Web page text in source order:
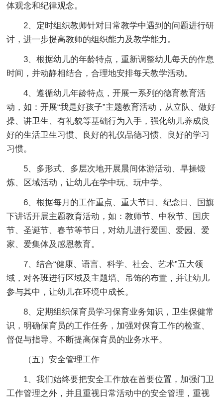
体观念和纪律观念。
2、定时组织教师针对日常教学中遇到的问题进行研
讨，进一步提高教师的组织能力及教学能力。
3、根据幼儿的年龄特点，重新调整幼儿每天的作息
时间，并动静相结合，合理地安排每天教学活动。
4、遵循幼儿年龄特点，开展一系列的德育教育活
动，如：开展“我是好孩子”主题教育活动，从立队、做好
操、讲卫生、有礼貌等基础行为入手，强化幼儿养成良
好的生活卫生习惯、良好的礼仪品德习惯、良好的学习
习惯。
5、多形式、多层次地开展晨间体游活动、早操锻
炼、区域活动，让幼儿在学中玩、玩中学。
6、根据每月的工作重点、重大节日、纪念日、国旗
下讲话开展主题教育活动，如：教师节、中秋节、国庆
节、圣诞节、春节等节日，对幼儿进行爱国、爱园、爱
家、爱集体及感恩教育。
7、结合“健康、语言、科学、社会、艺术”五大领
域，对各班进行区域及主题墙、吊饰的布置，并让幼儿
参与其中，让幼儿在环境中成长。
8、定期组织保育员学习保育业务知识，卫生保健常
识，明确保育员的工作任务，加强对保育工作的检查、
督促与指导。不断提高保育员的业务水平。
（五）安全管理工作
1、我们始终要把安全工作放在首要位置，加强门卫
工作管理之外，并且重视日常活动中的安全管理，重视